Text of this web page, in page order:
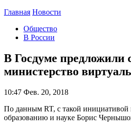
Главная Новости
Общество
В России
В Госдуме предложили
министерство
10:47 Фев. 20, 2018
По данным RT, с такой инициативой
образованию и науке Борис